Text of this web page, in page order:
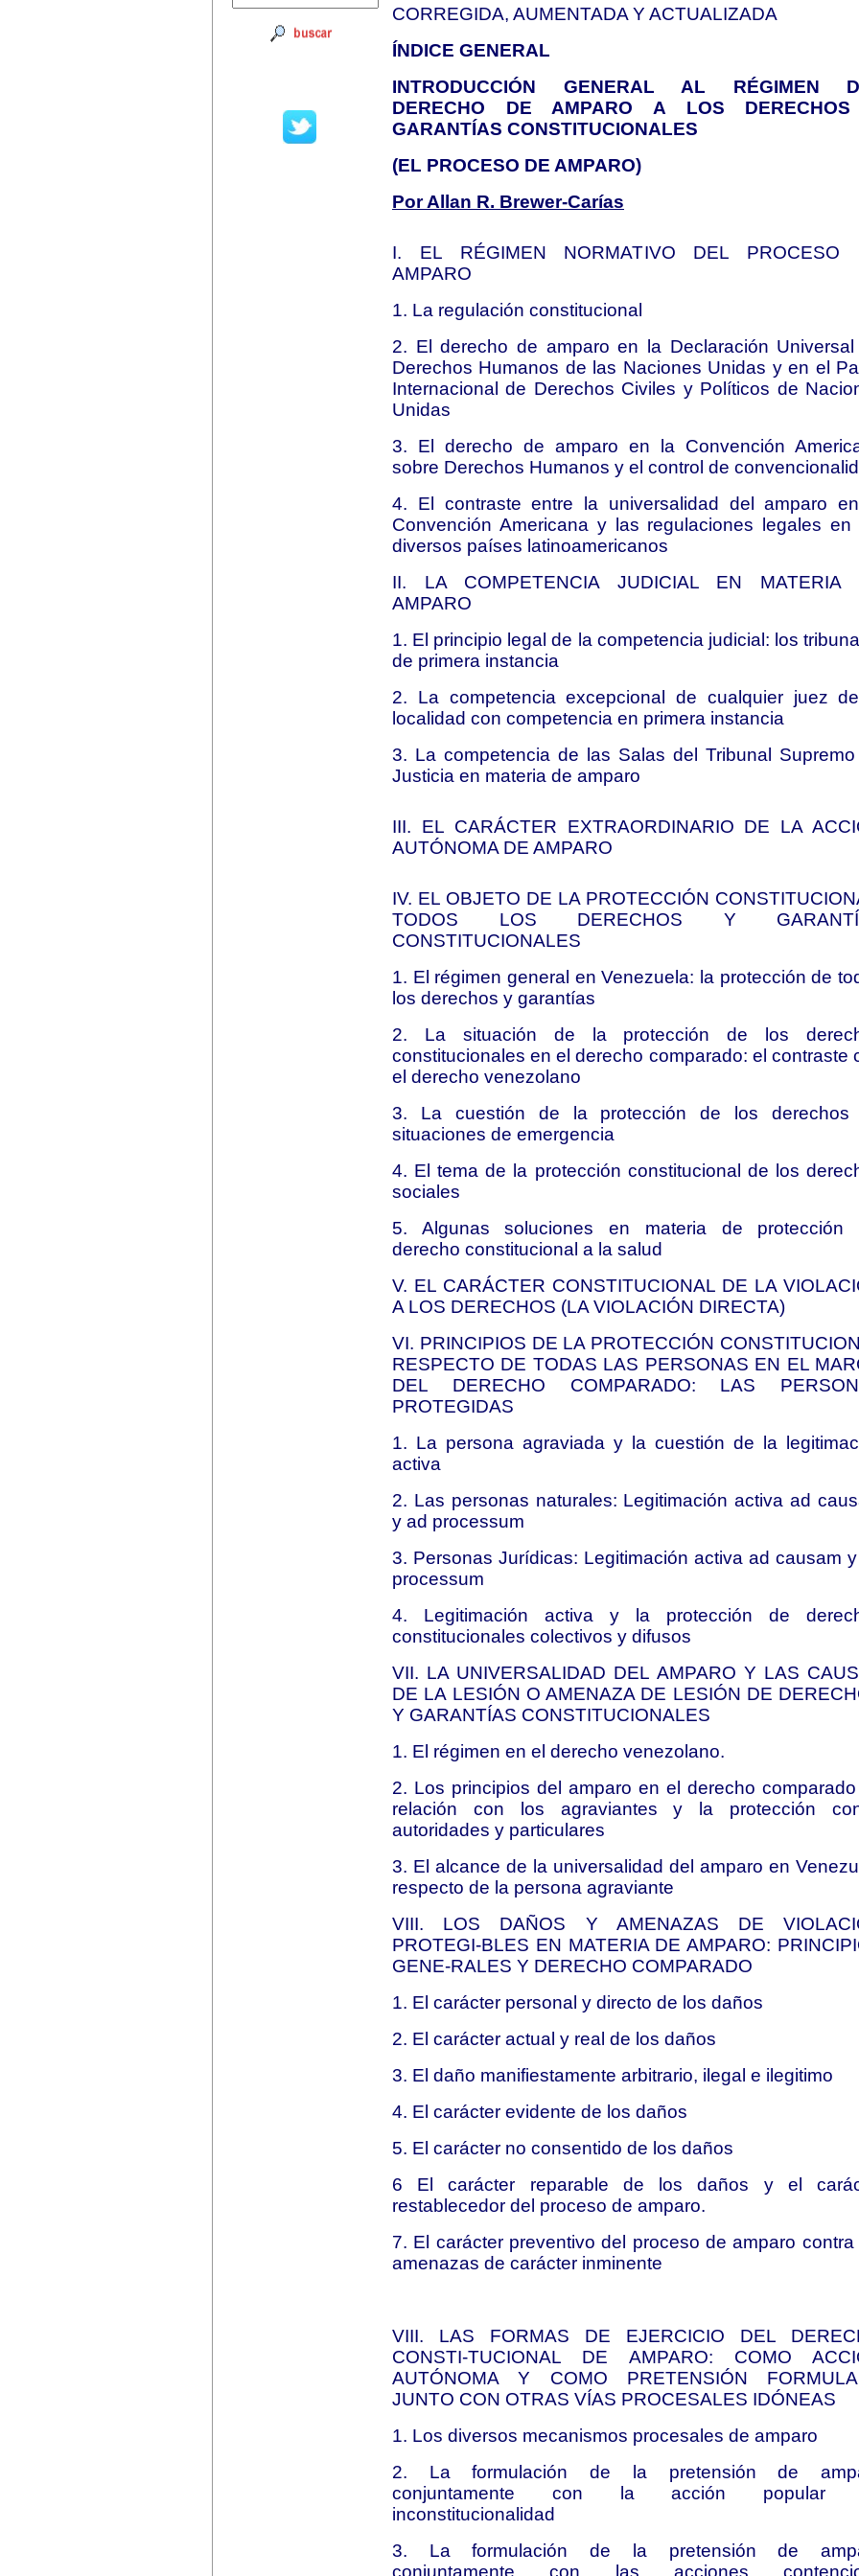
CORREGIDA, AUMENTADA Y ACTUALIZADA
ÍNDICE GENERAL
INTRODUCCIÓN GENERAL AL RÉGIMEN
DERECHO DE AMPARO A LOS
GARANTÍAS CONSTITUCIONALES
(EL PROCESO DE AMPARO)
Por Allan R. Brewer-Carías
I. EL RÉGIMEN NORMATIVO DEL PROCESO
AMPARO
1. La regulación constitucional
2. El derecho de amparo en la Declaración
Derechos Humanos de las Naciones Unidas y en el
Internacional de Derechos Civiles y Políticos de
Unidas
3. El derecho de amparo en la Convención
sobre Derechos Humanos y el control de
4. El contraste entre la universalidad del amparo
Convención Americana y las regulaciones legales en
diversos países latinoamericanos
II. LA COMPETENCIA JUDICIAL EN MATERIA
AMPARO
1. El principio legal de la competencia judicial: los
de primera instancia
2. La competencia excepcional de cualquier juez
localidad con competencia en primera instancia
3. La competencia de las Salas del Tribunal
Justicia en materia de amparo
III. EL CARÁCTER EXTRAORDINARIO DE LA
AUTÓNOMA DE AMPARO
IV. EL OBJETO DE LA PROTECCIÓN
TODOS LOS DERECHOS Y
CONSTITUCIONALES
1. El régimen general en Venezuela: la protección de
los derechos y garantías
2. La situación de la protección de los
constitucionales en el derecho comparado: el contraste
el derecho venezolano
3. La cuestión de la protección de los derechos
situaciones de emergencia
4. El tema de la protección constitucional de los
sociales
5. Algunas soluciones en materia de protección
derecho constitucional a la salud
V. EL CARÁCTER CONSTITUCIONAL DE LA
A LOS DERECHOS (LA VIOLACIÓN DIRECTA)
VI. PRINCIPIOS DE LA PROTECCIÓN
RESPECTO DE TODAS LAS PERSONAS EN EL
DEL DERECHO COMPARADO: LAS
PROTEGIDAS
1. La persona agraviada y la cuestión de la
activa
2. Las personas naturales: Legitimación activa ad
y ad processum
3. Personas Jurídicas: Legitimación activa ad causam
processum
4. Legitimación activa y la protección de
constitucionales colectivos y difusos
VII. LA UNIVERSALIDAD DEL AMPARO Y LAS
DE LA LESIÓN O AMENAZA DE LESIÓN DE
Y GARANTÍAS CONSTITUCIONALES
1. El régimen en el derecho venezolano.
2. Los principios del amparo en el derecho
relación con los agraviantes y la protección
autoridades y particulares
3. El alcance de la universalidad del amparo en
respecto de la persona agraviante
VIII. LOS DAÑOS Y AMENAZAS DE
PROTEGI-BLES EN MATERIA DE AMPARO:
GENE-RALES Y DERECHO COMPARADO
1. El carácter personal y directo de los daños
2. El carácter actual y real de los daños
3. El daño manifiestamente arbitrario, ilegal e ilegitimo
4. El carácter evidente de los daños
5. El carácter no consentido de los daños
6 El carácter reparable de los daños y el
restablecedor del proceso de amparo.
7. El carácter preventivo del proceso de amparo contra
amenazas de carácter inminente
VIII. LAS FORMAS DE EJERCICIO DEL
CONSTI-TUCIONAL DE AMPARO: COMO
AUTÓNOMA Y COMO PRETENSIÓN
JUNTO CON OTRAS VÍAS PROCESALES IDÓNEAS
1. Los diversos mecanismos procesales de amparo
2. La formulación de la pretensión de
conjuntamente con la acción popular
inconstitucionalidad
3. La formulación de la pretensión de